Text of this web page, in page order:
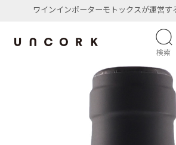
ワインインポーターモトックスが運営
検索